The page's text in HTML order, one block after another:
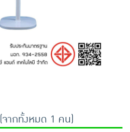
(จากทั้งหมด 1 คน)